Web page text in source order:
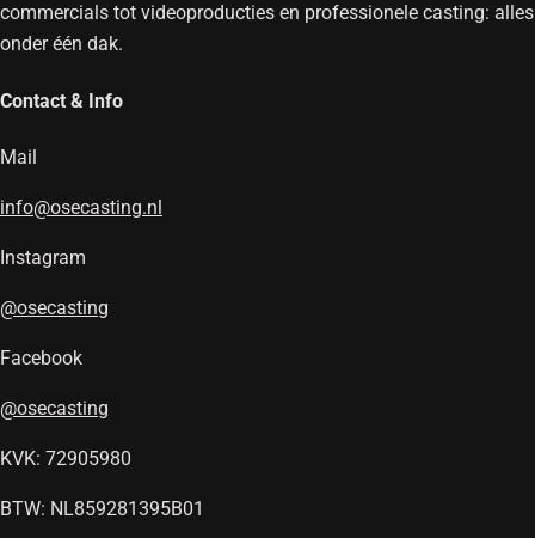
commercials tot videoproducties en professionele casting: alles
onder één dak.
Contact & Info
Mail
info@osecasting.nl
Instagram
@osecasting
Facebook
@osecasting
KVK: 72905980
BTW: NL859281395B01